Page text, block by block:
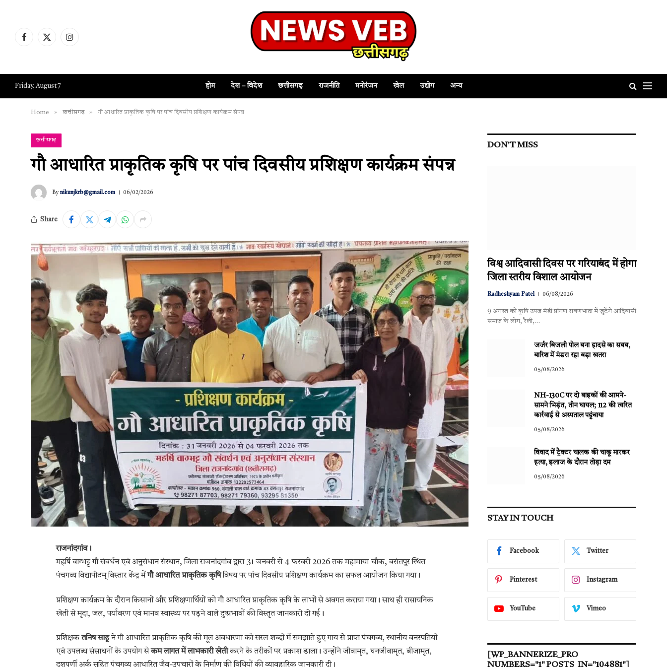
Facebook
X
Instagram
Friday, August 7 होम देश – विदेश छत्तीसगढ़ राजनीति मनोरंजन खेल उद्योग अन्य
Home » छत्तीसगढ़ » गौ आधारित प्राकृतिक कृषि पर पांच दिवसीय प्रशिक्षण कार्यक्रम संपन्न
छत्तीसगढ़
गौ आधारित प्राकृतिक कृषि पर पांच दिवसीय प्रशिक्षण कार्यक्रम संपन्न
By nikunjkrb@gmail.com 06/02/2026
Share
राजनांदगांव।
महर्षि वाग्भट्ट गौ संवर्धन एवं अनुसंधान संस्थान, जिला राजनांदगांव द्वारा 31 जनवरी से 4 फरवरी 2026 तक महामाया चौक, बसंतपुर स्थित
पंचगव्य विद्यापीठम् विस्तार केंद्र मेंगौ आधारित प्राकृतिक कृषिविषय पर पांच दिवसीय प्रशिक्षण कार्यक्रम का सफल आयोजन किया गया।
प्रशिक्षण कार्यक्रम के दौरान किसानों और प्रशिक्षणार्थियों को गौ आधारित प्राकृतिक कृषि के लाभों से अवगत कराया गया। साथ ही रासायनिक
खेती से मृदा, जल, पर्यावरण एवं मानव स्वास्थ्य पर पड़ने वाले दुष्प्रभावों की विस्तृत जानकारी दी गई।
प्रशिक्षकतनिष साहूने गौ आधारित प्राकृतिक कृषि की मूल अवधारणा को सरल शब्दों में समझाते हुए गाय से प्राप्त पंचगव्य, स्थानीय वनस्पतियों
एवं उपलब्ध संसाधनों के उपयोग सेकम लागत में लाभकारी खेतीकरने के तरीकों पर प्रकाश डाला। उन्होंने जीवामृत, घनजीवामृत, बीजामृत,
दशपर्णी अर्क सहित पंचगव्य आधारित जैव-उपचारों के निर्माण की विधियों की व्यावहारिक जानकारी दी।
DON'T MISS
विश्व आदिवासी दिवस पर गरियाबंद में होगा
जिला स्तरीय विशाल आयोजन
Radheshyam Patel 06/08/2026
9 अगस्त को कृषि उपज मंडी प्रांगण रावणभाठा में जुटेंगे आदिवासी
समाज के लोग, रैली,…
जर्जर बिजली पोल बना हादसे का सबब,
बारिश में मंडरा रहा बड़ा खतरा
05/08/2026
NH-130C पर दो बाइकों की आमने-
सामने भिड़ंत, तीन घायल; 112 की त्वरित
कार्रवाई से अस्पताल पहुंचाया
05/08/2026
विवाद में ट्रैक्टर चालक की चाकू मारकर
हत्या, इलाज के दौरान तोड़ा दम
05/08/2026
STAY IN TOUCH
Facebook Twitter
Pinterest Instagram
YouTube Vimeo
[WP_BANNERIZE_PRO
NUMBERS="1" POSTS_IN="104881"]